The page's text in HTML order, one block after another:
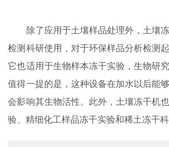
除了应用于土壤样品处理外，土壤冻
检测科研使用，对于环保样品分析检测
它也适用于生物样本冻干实验，生物研
值得一提的是，这种设备在加水以后能
会影响其生物活性。此外，土壤冻干机
验、精细化工样品冻干实验和稀土冻干科